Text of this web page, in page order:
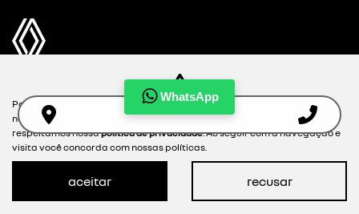
WhatsApp
NOVOS
MAPA DO SITE
Para otimizar sua experiência durante a navegação, fazemos uso de
nossa política de cookies e para proteger seus dados pessoais
respeitamos nossapolítica de privacidade. Ao seguir com a navegação e
visita você concorda com nossas políticas.
aceitar recusar